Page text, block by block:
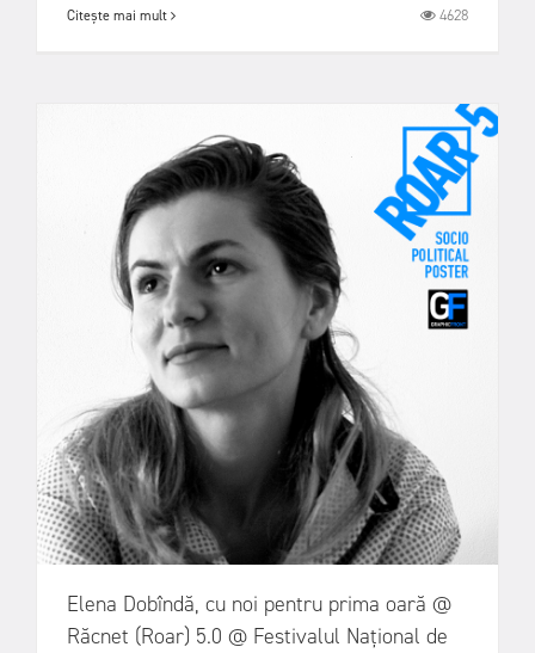
Citește mai mult 4628
Elena Dobîndă, cu noi pentru prima oară @
Răcnet (Roar) 5.0 @ Festivalul Național de